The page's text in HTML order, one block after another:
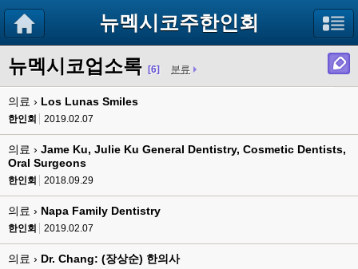
뉴멕시코주한인회
뉴멕시코업소록 [6] 분류
의료 › Los Lunas Smiles
한인회 2019.02.07
의료 › Jame Ku, Julie Ku General Dentistry, Cosmetic Dentists,
Oral Surgeons
한인회 2018.09.29
의료 › Napa Family Dentistry
한인회 2019.02.07
의료 › Dr. Chang: (장상순) 한의사